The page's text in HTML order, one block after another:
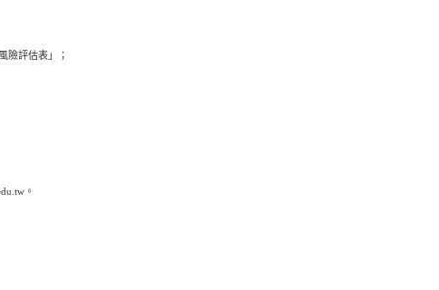
險評估表」；
。